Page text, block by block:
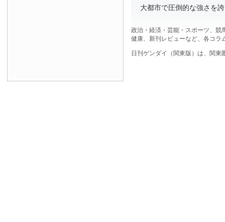
大都市で圧倒的な強さを
政治・経済・芸能・スポーツ、競
健康、新刊レビューなど、各コラ
日刊ゲンダイ（関東版）は、関